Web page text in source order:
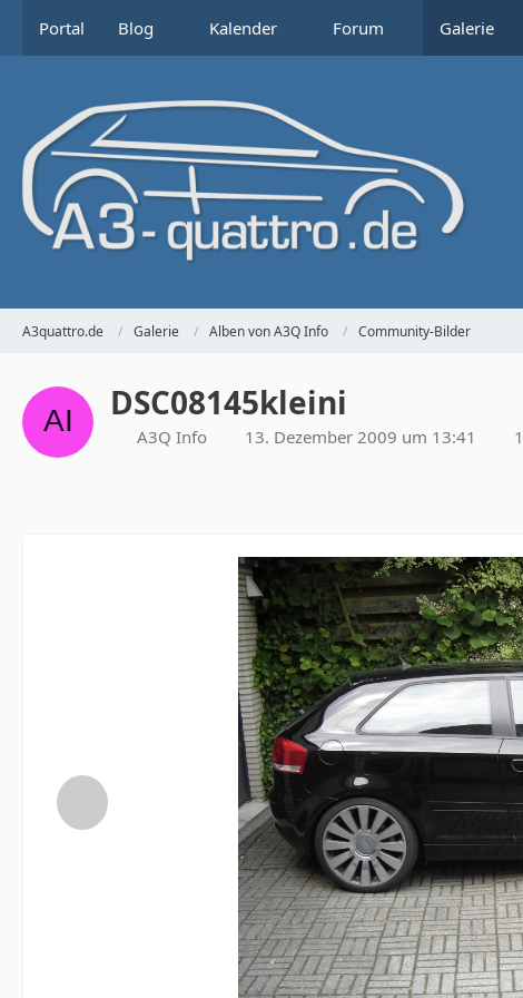
Portal Blog Kalender Forum Galerie
A3quattro.de Galerie Alben von A3Q Info Community-Bilder
DSC08145kleini
A3Q Info 13. Dezember 2009 um 13:41